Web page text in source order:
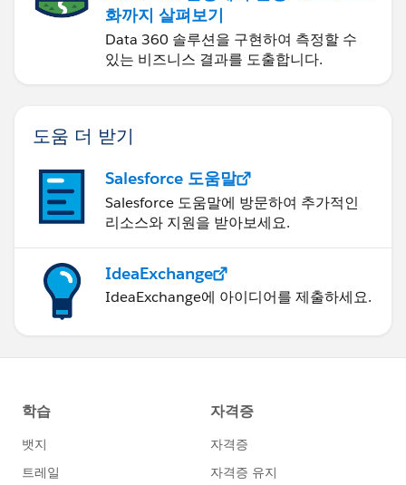
화까지 살펴보기
Data 360 솔루션을 구현하여 측정할 수
있는 비즈니스 결과를 도출합니다.
도움 더 받기
Salesforce 도움말
Salesforce 도움말에 방문하여 추가적인
리소스와 지원을 받아보세요.
IdeaExchange
IdeaExchange에 아이디어를 제출하세요.